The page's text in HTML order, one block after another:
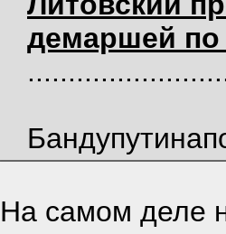
демаршей
На самом деле